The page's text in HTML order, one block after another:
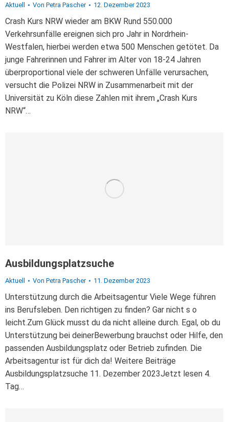
Aktuell Von Petra Pascher 12. Dezember 2023
Crash Kurs NRW wieder am BKW Rund 550.000
Verkehrsunfälle ereignen sich pro Jahr in Nordrhein-
Westfalen, hierbei werden etwa 500 Menschen getötet. Da
junge Fahrerinnen und Fahrer im Alter von 18-24 Jahren
überproportional viele der schweren Unfälle verursachen,
versucht die Polizei NRW in Zusammenarbeit mit der
Universität zu Köln diese Zahlen mit ihrem „Crash Kurs
NRW“…
Ausbildungsplatzsuche
Aktuell Von Petra Pascher 11. Dezember 2023
Unterstützung durch die Arbeitsagentur Viele Wege führen
ins Berufsleben. Den richtigen zu finden? Gar nicht s o
leicht.Zum Glück musst du da nicht alleine durch. Egal, ob du
Unterstützung bei deinerBewerbung brauchst oder Hilfe, den
passenden Ausbildungsplatz oder Betrieb zufinden. Die
Arbeitsagentur ist für dich da! Weitere Beiträge
Ausbildungsplatzsuche 11. Dezember 2023Jetzt lesen 4.
Tag…